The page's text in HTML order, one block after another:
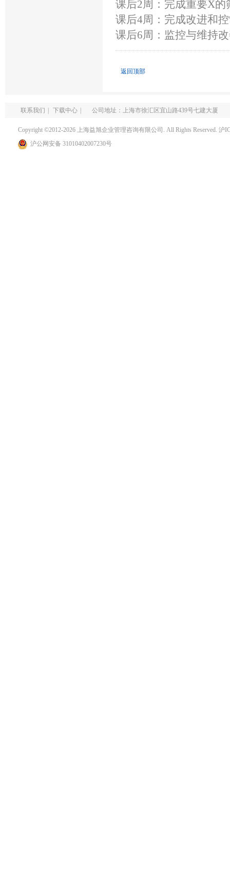
课后2周：完成重要X的
课后4周：完成改进和
课后6周：监控与维持
返回顶部
联系我们 下载中心 公司地址：上海市徐汇区宜山路439号七建大厦
Copyright ©2012-2026 上海益旭企业管理咨询有限公司. All Rights Reserved. 沪
沪公网安备 31010402007230号